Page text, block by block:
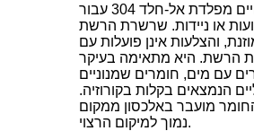
שני הצדדים עשויים מפלדת אל-חלד 304 עבור
או ניידות. שרשרת הרשת
והצלעות אינן פועלות עם
הרשת. היא מתאימה בעיקר
עם מים, חומרים שמנוניים
הנמצאים בקלות בקורוזיה.
החומר מועבר באלכסון ממקום
נמוך למיקום הרצוי.